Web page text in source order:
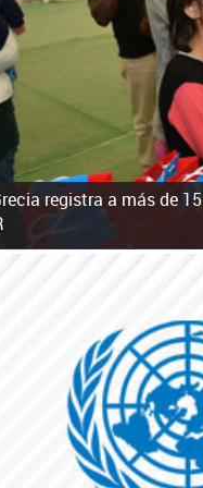
q
a
registra a más de